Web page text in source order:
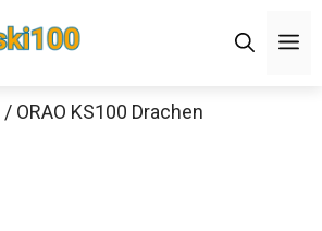
/ ORAO KS100 Drachen